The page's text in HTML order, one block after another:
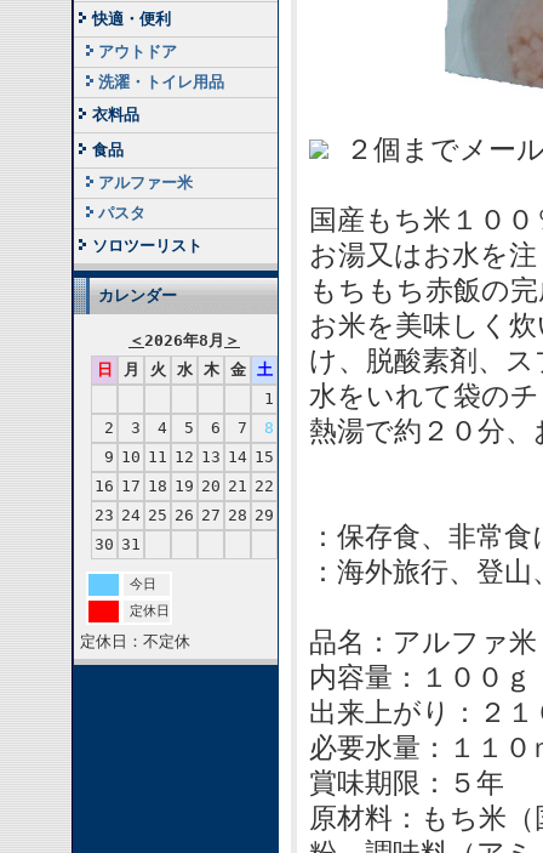
快適・便利
アウトドア
洗濯・トイレ用品
衣料品
食品
アルファー米
パスタ
ソロツーリスト
カレンダー
＜2026年8月 ＞
日
月 火 水 木 金
土
1
2
3 4 5 6 7
8
9 10 11 12 13 14 15
16 17 18 19 20 21 22
23 24 25 26 27 28 29
30 31
今日
定休日
定休日：不定休
２個までメー
国産もち米１０
お湯又はお水を
もちもち赤飯の
お米を美味しく
け、脱酸素剤、
水をいれて袋の
熱湯で約２０分
：保存食、非常
：海外旅行、登
品名：アルファ
内容量：１００ｇ
出来上がり：２
必要水量：１１０
賞味期限：５年
原材料：もち米